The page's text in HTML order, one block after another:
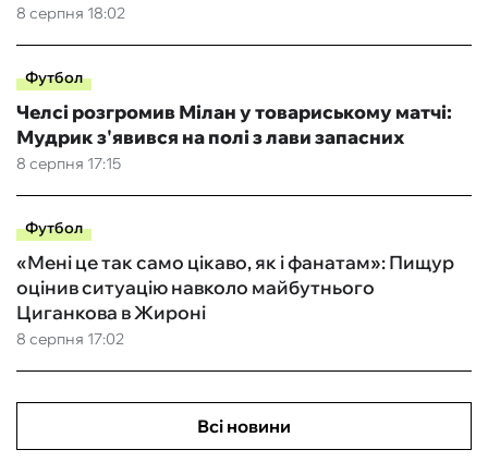
8 серпня 18:02
Футбол
8 серпня 17:15
Челсі розгромив Мілан у товариському матчі:
Мудрик з'явився на полі з лави запасних
Футбол
8 серпня 17:02
«Мені це так само цікаво, як і фанатам»: Пищур
оцінив ситуацію навколо майбутнього
Циганкова в Жироні
Всі новини